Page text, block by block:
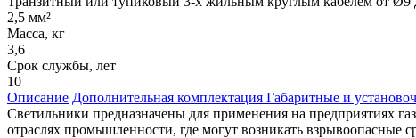
2,5 мм²
Масса, кг
3,6
Срок службы, лет
10
Описание Дополнительная комплектация Габаритные и
Светильники предназначены для применения на предприятиях
отраслях промышленности, где могут возникать